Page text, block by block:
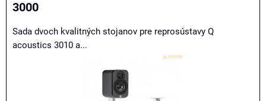
3000
Sada dvoch kvalitných stojanov pre reprosústavy Q
acoustics 3010 a...